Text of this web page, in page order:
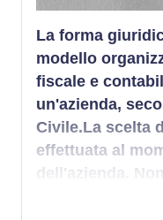
La forma
modello
fiscale e
un'azienda,
Civile.La scelta
effettuata al
dell'azienda.